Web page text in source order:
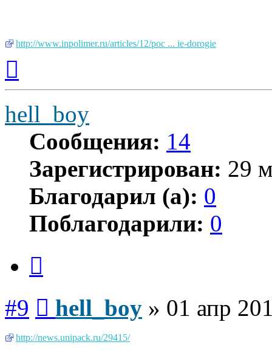
http://www.inpolimer.ru/articles/12/poc ... ie-dorogie
началу
hell_boy
Сообщения: 14
Зарегистрирован: 29
Благодарил (а): 0
Поблагодарили: 0
#9 hell_boy » 01 апр
http://news.unipack.ru/29415/